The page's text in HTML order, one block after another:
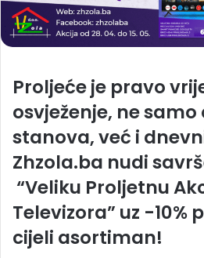
Proljeće je pravo
osvježenje, ne
stanova, već i
Zhzola.ba nudi
“Veliku Proljetnu
Televizora” uz -10%
cijeli asortiman!